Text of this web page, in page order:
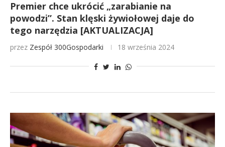
Premier chce ukrócić „zarabianie na
powodzi”. Stan klęski żywiołowej daje do
tego narzędzia [AKTUALIZACJA]
przez Zespół 300Gospodarki 18 września 2024